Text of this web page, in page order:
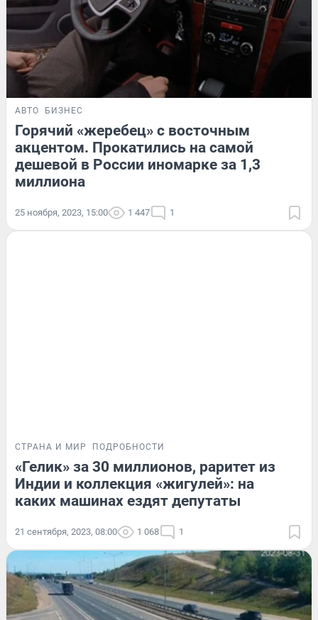
АВТО БИЗНЕС
Горячий «жеребец» с восточным
акцентом. Прокатились на самой
дешевой в России иномарке за 1,3
миллиона
25 ноября, 2023, 15:00 1 447 1
СТРАНА И МИР ПОДРОБНОСТИ
«Гелик» за 30 миллионов, раритет из
Индии и коллекция «жигулей»: на
каких машинах ездят депутаты
21 сентября, 2023, 08:00 1 068 1